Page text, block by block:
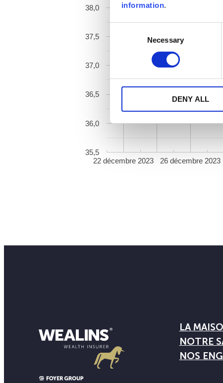
information.
Necessary
DENY ALL
22 décembre 2023 26 décembre 2023
35,5
36,0
36,5
37,0
37,5
38,0
LA
NOTRE
NOS